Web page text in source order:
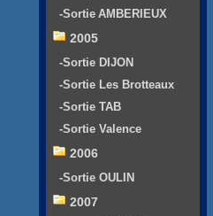
-Sortie AMBERIEUX
2005
-Sortie DIJON
-Sortie Les Brotteaux
-Sortie TAB
-Sortie Valence
2006
-Sortie OULIN
2007